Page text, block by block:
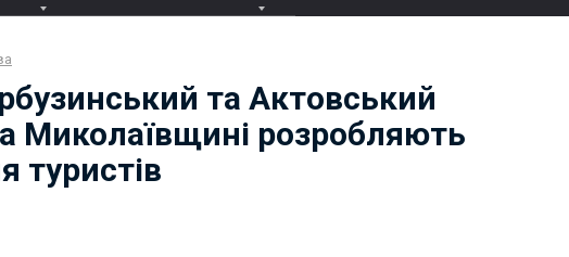
та Актовський
Миколаївщині розробляють
туристів